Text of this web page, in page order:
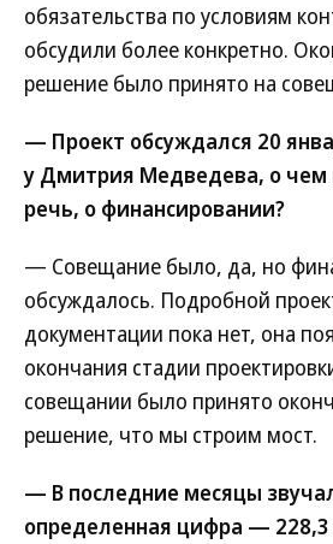
обязательства по условиям
обсудили более конкретно.
решение было принято на
— Проект обсуждался 20
у Дмитрия Медведева, о
речь, о финансировании?
— Совещание было, да, но
обсуждалось. Подробной
документации пока нет, она
окончания стадии
совещании было принято
решение, что мы строим мост.
— В последние месяцы
определенная цифра —